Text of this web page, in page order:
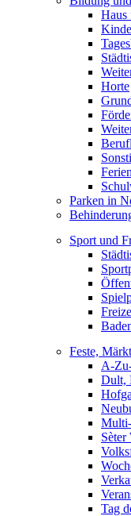
Haus
Horte
Parken in
Sport und
Feste,
A-
Dult,
Sèter
Tag